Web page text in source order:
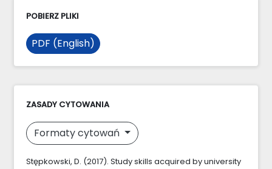
POBIERZ PLIKI
PDF (English)
ZASADY CYTOWANIA
Formaty cytowań
Stępkowski, D. (2017). Study skills acquired by university